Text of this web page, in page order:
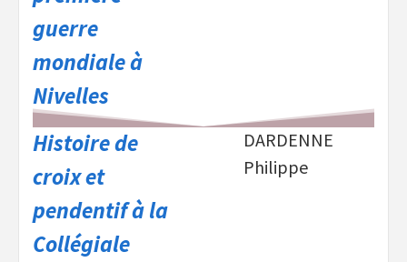
guerre
mondiale à
Nivelles
Histoire de
croix et
pendentif à la
Collégiale
DARDENNE
Philippe